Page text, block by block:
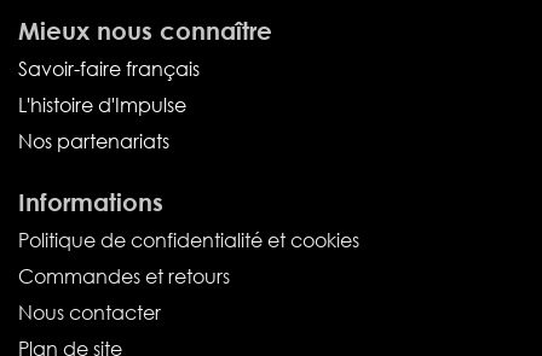
Mieux nous connaître
Savoir-faire français
L'histoire d'Impulse
Nos partenariats
Informations
Politique de confidentialité et cookies
Commandes et retours
Nous contacter
Plan de site